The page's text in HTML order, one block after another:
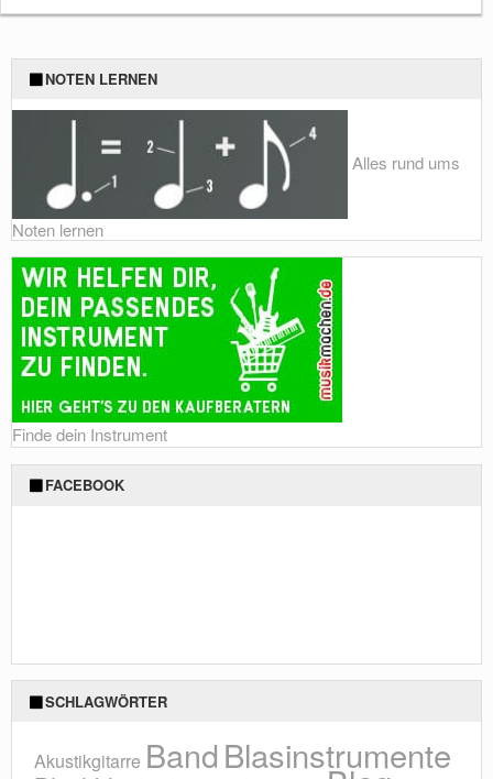
NOTEN LERNEN
Alles rund ums
Noten lernen
Finde dein Instrument
FACEBOOK
SCHLAGWÖRTER
Akustikgitarre BandBlasinstrumente